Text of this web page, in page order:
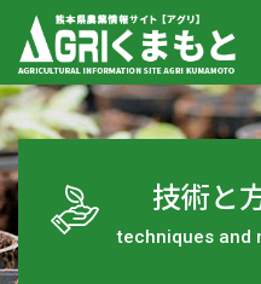
技術と
techniques and